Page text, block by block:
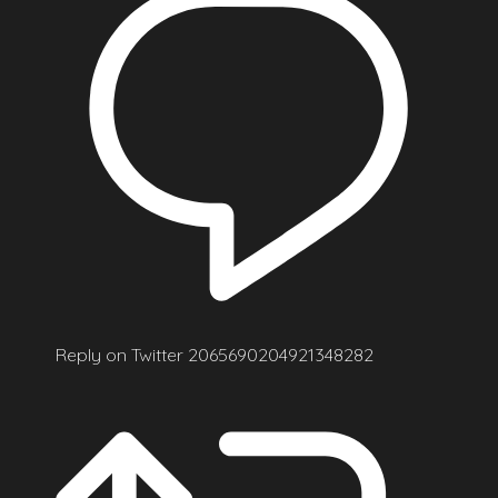
Reply on Twitter 2065690204921348282